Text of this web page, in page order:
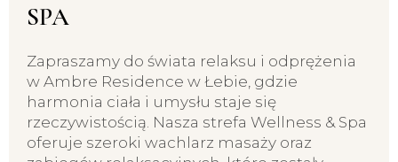
SPA
Zapraszamy do świata relaksu i odprężenia
w Ambre Residence w Łebie, gdzie
harmonia ciała i umysłu staje się
rzeczywistością. Nasza strefa Wellness & Spa
oferuje szeroki wachlarz masaży oraz